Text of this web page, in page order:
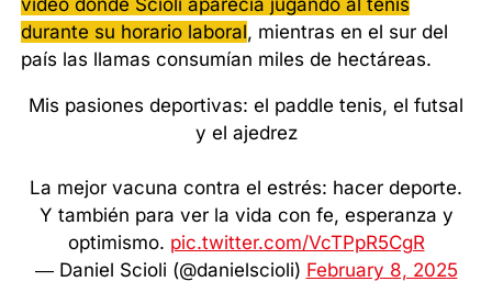
video donde Scioli aparecía jugando al tenis
durante su horario laboral, mientras en el sur del
país las llamas consumían miles de hectáreas.
Mis pasiones deportivas: el paddle tenis, el futsal
y el ajedrez
La mejor vacuna contra el estrés: hacer deporte.
Y también para ver la vida con fe, esperanza y
optimismo. pic.twitter.com/VcTPpR5CgR
— Daniel Scioli (@danielscioli) February 8, 2025